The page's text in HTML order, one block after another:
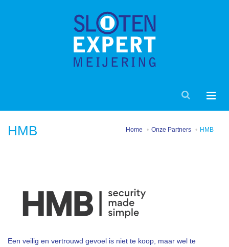
Home Onze Partners HMB
HMB
Een veilig en vertrouwd gevoel is niet te koop, maar wel te